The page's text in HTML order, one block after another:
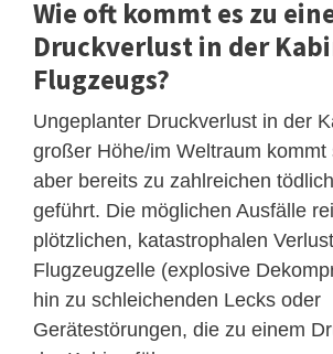
Wie oft kommt es zu
Druckverlust in der
Flugzeugs?
Ungeplanter Druckverlust in der
großer Höhe/im Weltraum kommt
aber bereits zu zahlreichen
geführt. Die möglichen Ausfälle
plötzlichen, katastrophalen
Flugzeugzelle (explosive
hin zu schleichenden Lecks oder
Gerätestörungen, die zu einem